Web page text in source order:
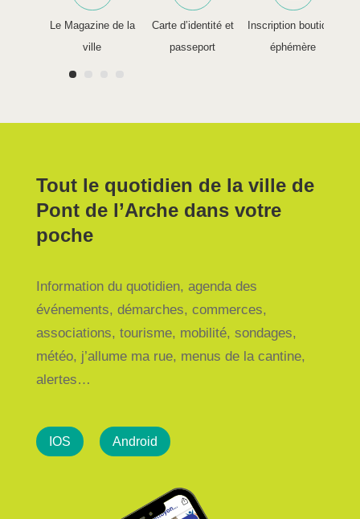
Le Magazine de la
ville
Carte d’identité et
passeport
Inscription boutique
éphémère
Tout le quotidien de la ville de
Pont de l’Arche dans votre
poche
Information du quotidien, agenda des
événements, démarches, commerces,
associations, tourisme, mobilité, sondages,
météo, j’allume ma rue, menus de la cantine,
alertes…
IOS Android